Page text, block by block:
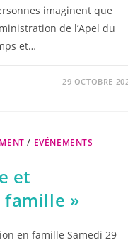
imaginent que
de l’Apel du
et…
29 OCTOBRE
/ EVÉNEMENTS
et
famille »
en famille Samedi 29